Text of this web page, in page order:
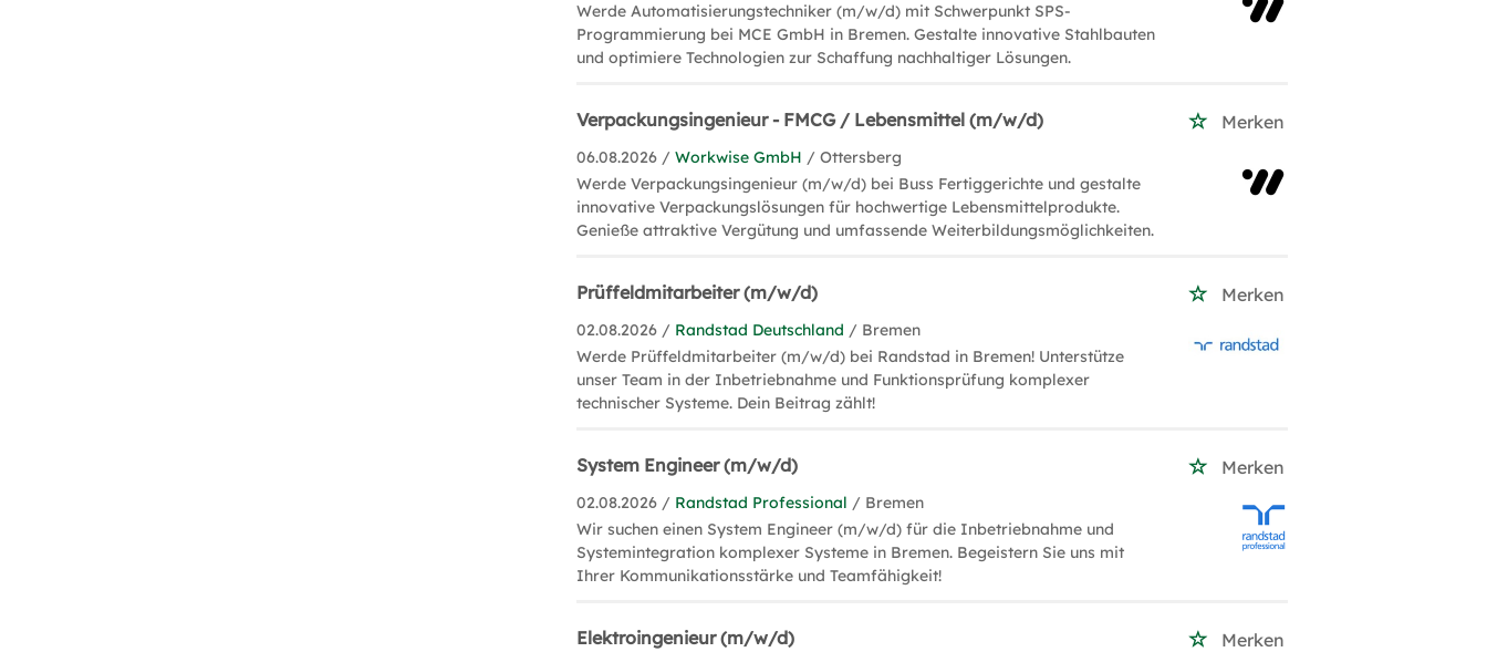
Werde Automatisierungstechniker (m/w/d) mit Schwerpunkt SPS-
Programmierung bei MCE GmbH in Bremen. Gestalte innovative Stahlbauten
und optimiere Technologien zur Schaffung nachhaltiger Lösungen.
Verpackungsingenieur - FMCG / Lebensmittel (m/w/d) Merken
06.08.2026 /Workwise GmbH / Ottersberg
Werde Verpackungsingenieur (m/w/d) bei Buss Fertiggerichte und gestalte
innovative Verpackungslösungen für hochwertige Lebensmittelprodukte.
Genieße attraktive Vergütung und umfassende Weiterbildungsmöglichkeiten.
Prüffeldmitarbeiter (m/w/d) Merken
02.08.2026 / Randstad Deutschland / Bremen
Werde Prüffeldmitarbeiter (m/w/d) bei Randstad in Bremen! Unterstütze
unser Team in der Inbetriebnahme und Funktionsprüfung komplexer
technischer Systeme. Dein Beitrag zählt!
System Engineer (m/w/d) Merken
02.08.2026 / Randstad Professional / Bremen
Wir suchen einen System Engineer (m/w/d) für die Inbetriebnahme und
Systemintegration komplexer Systeme in Bremen. Begeistern Sie uns mit
Ihrer Kommunikationsstärke und Teamfähigkeit!
Elektroingenieur (m/w/d) Merken